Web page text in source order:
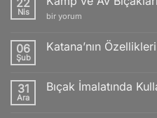
Nis
Kamp
Bıçakları
Rehberi
bir yorum
06
Şub
Katana’nın
Katana’nın
Özellikleri
Nelerdir?
31
Ara
Bıçak İmalatında